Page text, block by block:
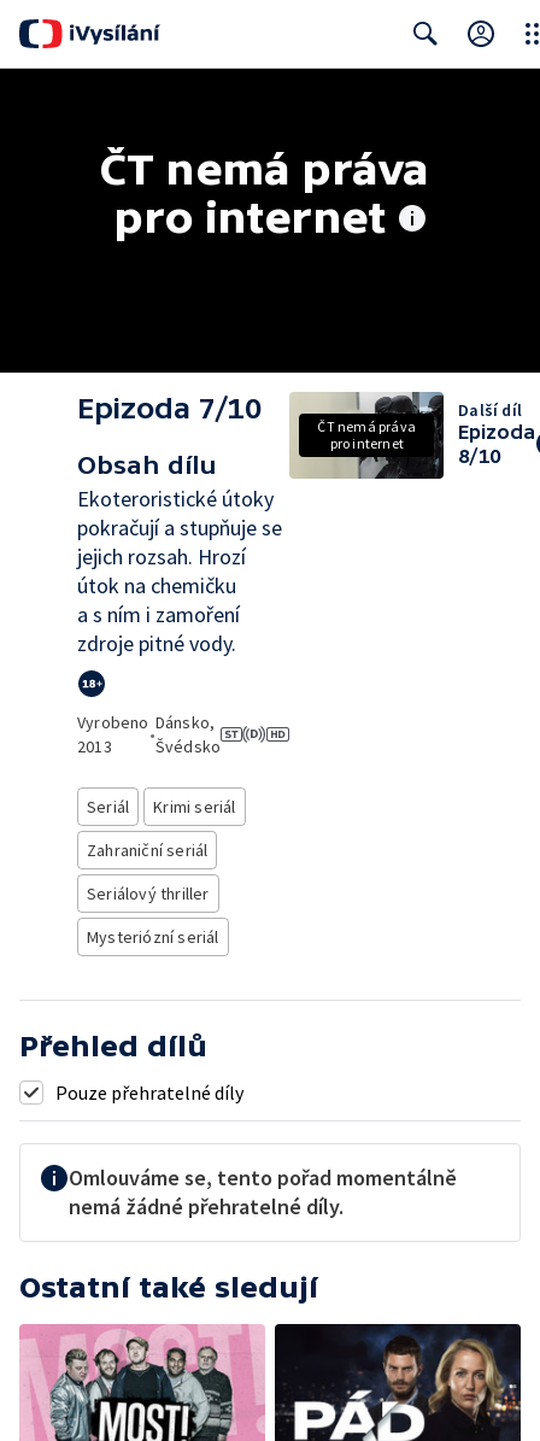
ČT nemá práva
pro internet
Epizoda 7/10
Obsah dílu
Ekoteroristické útoky
pokračují a stupňuje se
jejich rozsah. Hrozí
útok na chemičku
a s ním i zamoření
zdroje pitné vody.
Vyrobeno
2013
•
Dánsko,
Švédsko
Seriál
Krimi seriál
Zahraniční seriál
Seriálový thriller
Mysteriózní seriál
ČT nemá práva
pro internet
Další díl
Epizoda
8/10
Přehled dílů
Pouze přehratelné díly
Omlouváme se, tento pořad momentálně
nemá žádné přehratelné díly.
Ostatní také sledují